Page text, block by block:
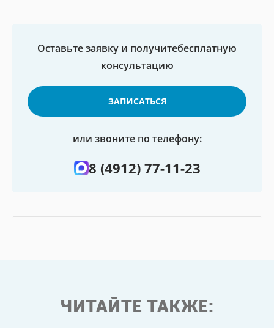
Оставьте заявку и получитебесплатную
консультацию
ЗАПИСАТЬСЯ
или звоните по телефону:
8 (4912) 77-11-23
ЧИТАЙТЕ ТАКЖЕ: